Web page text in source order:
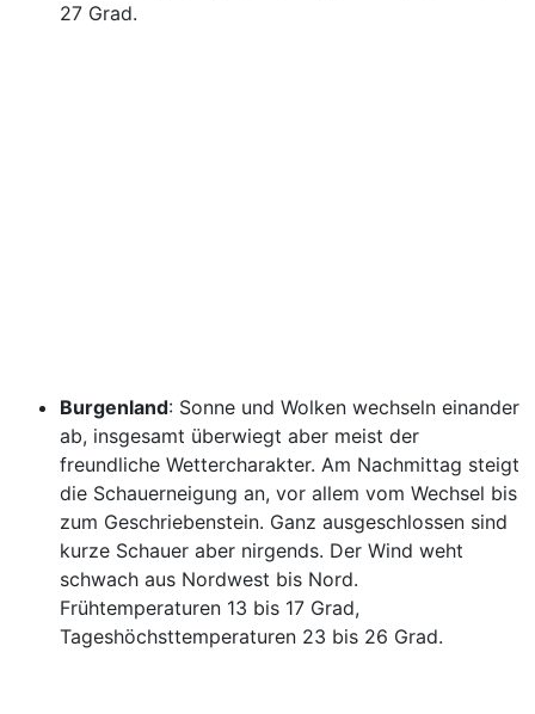
27 Grad.
Burgenland: Sonne und Wolken wechseln einander
ab, insgesamt überwiegt aber meist der
freundliche Wettercharakter. Am Nachmittag steigt
die Schauerneigung an, vor allem vom Wechsel bis
zum Geschriebenstein. Ganz ausgeschlossen sind
kurze Schauer aber nirgends. Der Wind weht
schwach aus Nordwest bis Nord.
Frühtemperaturen 13 bis 17 Grad,
Tageshöchsttemperaturen 23 bis 26 Grad.